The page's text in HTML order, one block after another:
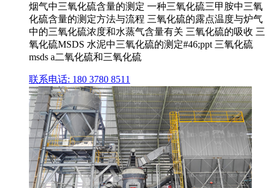
烟气中三氧化硫含量的测定 一种三氧化硫三甲胺中三氧
化硫含量的测定方法与流程 三氧化硫的露点温度与炉气
中的三氧化硫浓度和水蒸气含量有关 三氧化硫的吸收 三
氧化硫MSDS 水泥中三氧化硫的测定#46;ppt 三氧化硫
msds a二氧化硫和三氧化硫
联系电话: 180 3780 8511